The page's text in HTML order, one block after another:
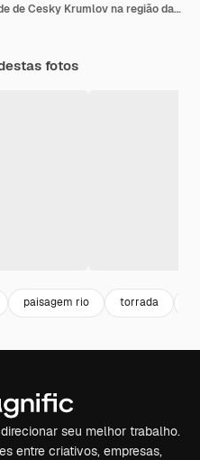
Vista deslumbrante da cidade de Cesky Krumlov na região da Boêmia do Sul da República Tcheca, Europa
fotos
paisagem rio torrada
seu melhor trabalho.
entre criativos, empresas,